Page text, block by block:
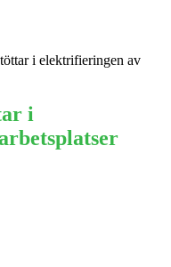
i elektrifieringen av
i